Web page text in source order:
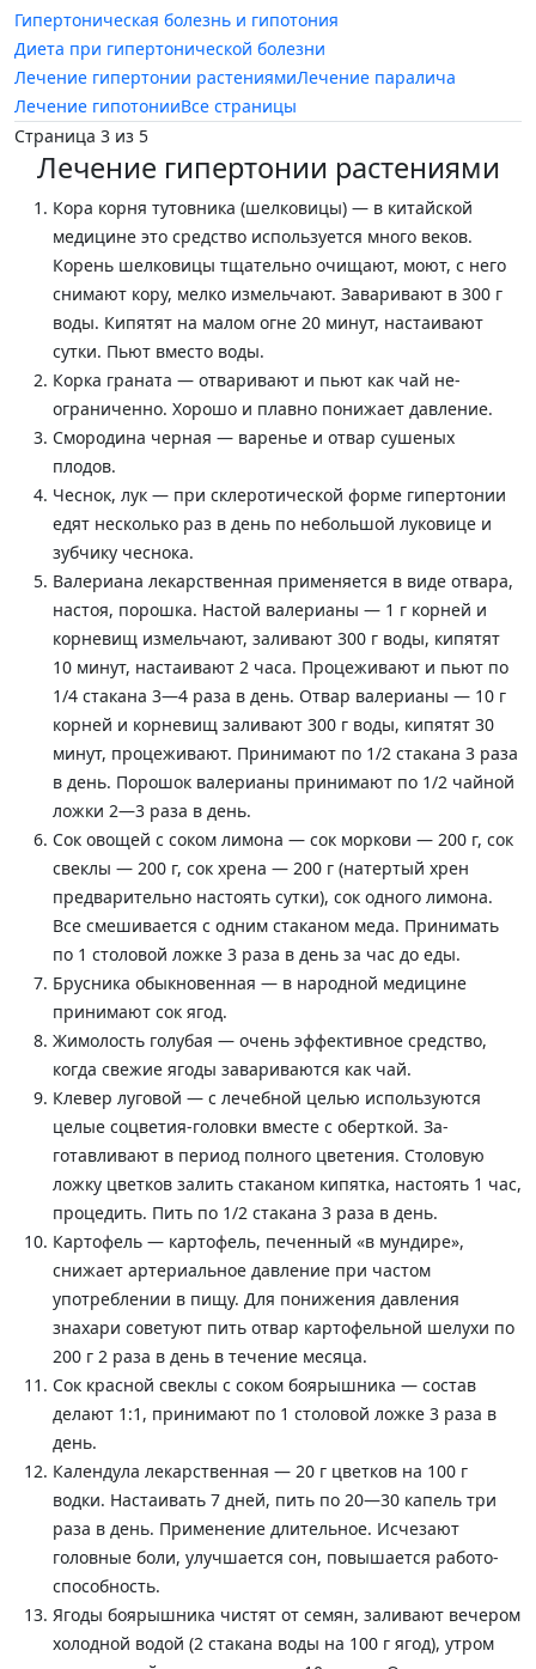
Гипертоническая болезнь и гипотония
Диета при гипертонической болезни
Лечение гипертонии растениямиЛечение паралича
Лечение гипотонииВсе страницы
Страница 3 из 5
Лечение гипертонии растениями
Кора корня тутовника (шелковицы) — в китай­ской
медицине это средство используется много ве­ков.
Корень шелковицы тщательно очищают, моют, с него
снимают кору, мелко измельчают. Заваривают в 300 г
воды. Кипятят на малом огне 20 минут, наста­ивают
сутки. Пьют вместо воды.
Корка граната — отваривают и пьют как чай не­
ограниченно. Хорошо и плавно понижает давление.
Смородина черная — варенье и отвар сушеных
плодов.
Чеснок, лук — при склеротической форме ги­пертонии
едят несколько раз в день по небольшой луковице и
зубчику чеснока.
Валериана лекарственная применяется в виде отвара,
настоя, порошка. Настой валерианы — 1 г корней и
корневищ из­мельчают, заливают 300 г воды, кипятят
10 минут, настаивают 2 часа. Процеживают и пьют по
1/4 ста­кана 3—4 раза в день. Отвар валерианы — 10 г
корней и корневищ зали­вают 300 г воды, кипятят 30
минут, процеживают. Принимают по 1/2 стакана 3 раза
в день. Порошок валерианы принимают по 1/2 чайной
ложки 2—3 раза в день.
Сок овощей с соком лимона — сок моркови — 200 г, сок
свеклы — 200 г, сок хрена — 200 г (натертый хрен
предварительно настоять сутки), сок одно­го лимона.
Все смешивается с одним стаканом меда. Принимать
по 1 столовой ложке 3 раза в день за час до еды.
Брусника обыкновенная — в народной медици­не
принимают сок ягод.
Жимолость голубая — очень эффективное средство,
когда свежие ягоды завариваются как чай.
Клевер луговой — с лечебной целью использу­ются
целые соцветия-головки вместе с оберткой. За­
готавливают в период полного цветения. Столовую
ложку цветков залить стаканом кипятка, настоять 1 час,
процедить. Пить по 1/2 стакана 3 раза в день.
Картофель — картофель, печенный «в мунди­ре»,
снижает артериальное давление при частом
употреблении в пищу. Для понижения давления
знахари советуют пить отвар картофельной шелухи по
200 г 2 раза в день в течение месяца.
Сок красной свеклы с соком боярышника — состав
делают 1:1, принимают по 1 столовой ложке 3 раза в
день.
Календула лекарственная — 20 г цветков на 100 г
водки. Настаивать 7 дней, пить по 20—30 капель три
раза в день. Применение длительное. Исчезают
головные боли, улучшается сон, повышается работо­
способность.
Ягоды боярышника чистят от семян, заливают вечером
холодной водой (2 стакана воды на 100 г ягод), утром